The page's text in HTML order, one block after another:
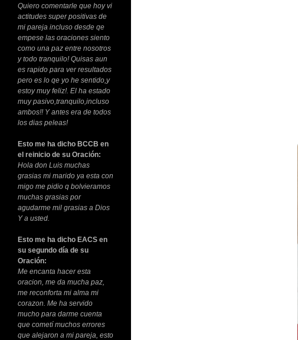
Quiero comentarle que hoy vi
actitudes super positivas de
mi pareja incluso desde qe
empese las oraciones siento
como una paz entre nosotros
y todo tranquilo! Quisas aun
es rapido para ver resultados
pero es lo qe yo he sentido,y
estoy muy feliz!. El ha estado
muy pasivo,tranquilo,incluso
ambos!! Y antes era de todos
los dias peleas!
Esto me ha dicho BCCB en
el reinicio de su Oración:
Hola don Luis muchas
grasias mi marido ya esta con
migo me pidio q bolvieramos
muchas grasias por
agudarme mil grasias a Dios
Y a usted.
Esto me ha dicho EACS en
su segundo día de su
Oración:
Me encanta hacer esta
oracion, me da mucha paz,
me reconforta mi alma mi
corazon. Me ha servido
mucho para darme cuenta
que cometí muchos errores
que alejaron a mi pareja, esto